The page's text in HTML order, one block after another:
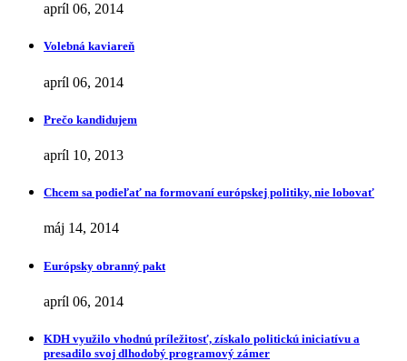
apríl 06, 2014
Volebná kaviareň
apríl 06, 2014
Prečo kandidujem
apríl 10, 2013
Chcem sa podieľať na formovaní európskej politiky, nie lobovať
máj 14, 2014
Európsky obranný pakt
apríl 06, 2014
KDH využilo vhodnú príležitosť, získalo politickú iniciatívu a
presadilo svoj dlhodobý programový zámer